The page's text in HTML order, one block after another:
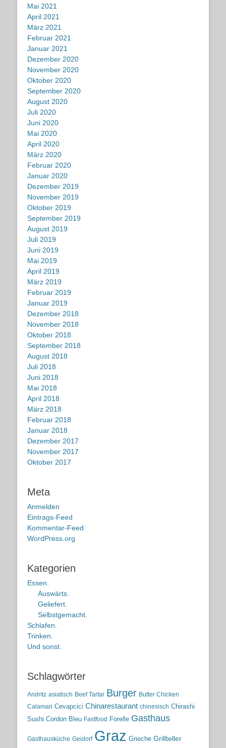
Mai 2021
April 2021
März 2021
Februar 2021
Januar 2021
Dezember 2020
November 2020
Oktober 2020
September 2020
August 2020
Juli 2020
Juni 2020
Mai 2020
April 2020
März 2020
Februar 2020
Januar 2020
Dezember 2019
November 2019
Oktober 2019
September 2019
August 2019
Juli 2019
Juni 2019
Mai 2019
April 2019
März 2019
Februar 2019
Januar 2019
Dezember 2018
November 2018
Oktober 2018
September 2018
August 2018
Juli 2018
Juni 2018
Mai 2018
April 2018
März 2018
Februar 2018
Januar 2018
Dezember 2017
November 2017
Oktober 2017
Meta
Anmelden
Eintrags-Feed
Kommentar-Feed
WordPress.org
Kategorien
Essen.
Auswärts.
Geliefert.
Selbstgemacht.
Schlafen.
Trinken.
Und sonst.
Schlagwörter
Andritz asiatisch Beef Tartar Burger Butter Chicken
Calamari Cevapcici Chinarestaurant chinesisch Chirashi
Sushi Cordon Bleu Fastfood Forelle Gasthaus
Gasthausküche Geidorf Graz Grieche Grillteller